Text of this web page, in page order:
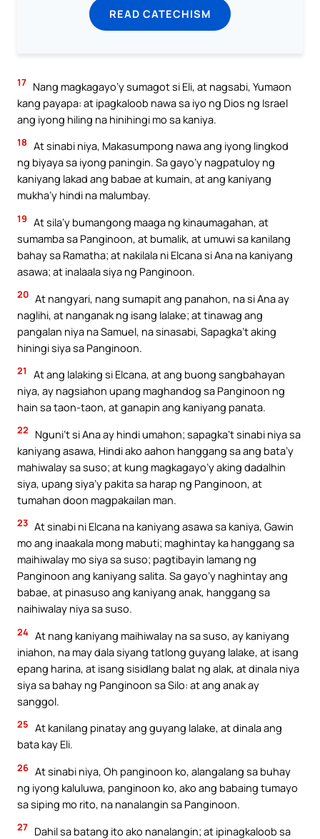
READ CATECHISM
17 Nang magkagayo’y sumagot si Eli, at nagsabi, Yumaon
kang payapa: at ipagkaloob nawa sa iyo ng Dios ng Israel
ang iyong hiling na hinihingi mo sa kaniya.
18 At sinabi niya, Makasumpong nawa ang iyong lingkod
ng biyaya sa iyong paningin. Sa gayo’y nagpatuloy ng
kaniyang lakad ang babae at kumain, at ang kaniyang
mukha’y hindi na malumbay.
19 At sila’y bumangong maaga ng kinaumagahan, at
sumamba sa Panginoon, at bumalik, at umuwi sa kanilang
bahay sa Ramatha; at nakilala ni Elcana si Ana na kaniyang
asawa; at inalaala siya ng Panginoon.
20 At nangyari, nang sumapit ang panahon, na si Ana ay
naglihi, at nanganak ng isang lalake; at tinawag ang
pangalan niya na Samuel, na sinasabi, Sapagka’t aking
hiningi siya sa Panginoon.
21
At ang lalaking si Elcana, at ang buong sangbahayan
niya, ay nagsiahon upang maghandog sa Panginoon ng
hain sa taon-taon, at ganapin ang kaniyang panata.
22
Nguni’t si Ana ay hindi umahon; sapagka’t sinabi niya sa
kaniyang asawa, Hindi ako aahon hanggang sa ang bata’y
mahiwalay sa suso; at kung magkagayo’y aking dadalhin
siya, upang siya’y pakita sa harap ng Panginoon, at
tumahan doon magpakailan man.
23 At sinabi ni Elcana na kaniyang asawa sa kaniya, Gawin
mo ang inaakala mong mabuti; maghintay ka hanggang sa
maihiwalay mo siya sa suso; pagtibayin lamang ng
Panginoon ang kaniyang salita. Sa gayo’y naghintay ang
babae, at pinasuso ang kaniyang anak, hanggang sa
naihiwalay niya sa suso.
24 At nang kaniyang maihiwalay na sa suso, ay kaniyang
iniahon, na may dala siyang tatlong guyang lalake, at isang
epang harina, at isang sisidlang balat ng alak, at dinala niya
siya sa bahay ng Panginoon sa Silo: at ang anak ay
sanggol.
25 At kanilang pinatay ang guyang lalake, at dinala ang
bata kay Eli.
26 At sinabi niya, Oh panginoon ko, alangalang sa buhay
ng iyong kaluluwa, panginoon ko, ako ang babaing tumayo
sa siping mo rito, na nanalangin sa Panginoon.
27 Dahil sa batang ito ako nanalangin; at ipinagkaloob sa